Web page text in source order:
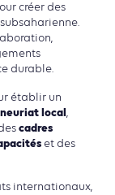
créer des
durable.
établir un
local
des cadres
et des
internationaux,